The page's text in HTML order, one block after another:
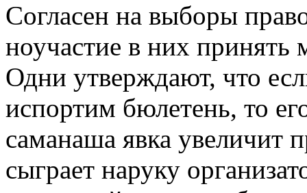
Согласен на выборы
ноучастие в них
Одни утверждают, что
испортим бюлетень, то
саманаша явка увеличит
сыграет наруку